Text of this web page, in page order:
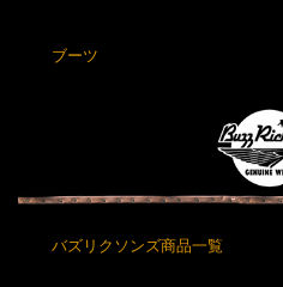
ブーツ
バズリクソンズ商品一覧